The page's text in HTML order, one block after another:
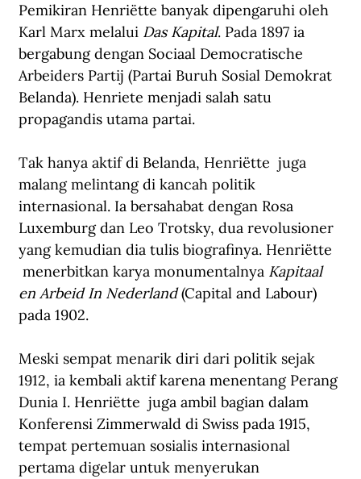
Pemikiran Henriëtte banyak dipengaruhi oleh
Karl Marx melalui Das Kapital. Pada 1897 ia
bergabung dengan Sociaal Democratische
Arbeiders Partij (Partai Buruh Sosial Demokrat
Belanda). Henriete menjadi salah satu
propagandis utama partai.
Tak hanya aktif di Belanda, Henriëtte  juga
malang melintang di kancah politik
internasional. Ia bersahabat dengan Rosa
Luxemburg dan Leo Trotsky, dua revolusioner
yang kemudian dia tulis biografinya. Henriëtte
menerbitkan karya monumentalnya Kapitaal
en Arbeid In Nederland (Capital and Labour)
pada 1902.
Meski sempat menarik diri dari politik sejak
1912, ia kembali aktif karena menentang Perang
Dunia I. Henriëtte  juga ambil bagian dalam
Konferensi Zimmerwald di Swiss pada 1915,
tempat pertemuan sosialis internasional
pertama digelar untuk menyerukan